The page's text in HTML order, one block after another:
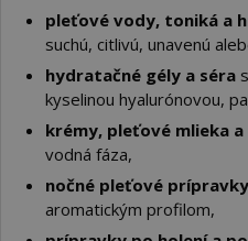
pleťové vody, toniká a
suchú, citlivú, unavenú
hydratačné gély a séra
kyselinou hyalurónovou,
krémy, pleťové mlieka
vodná fáza,
nočné pleťové prípravky
aromatickým profilom,